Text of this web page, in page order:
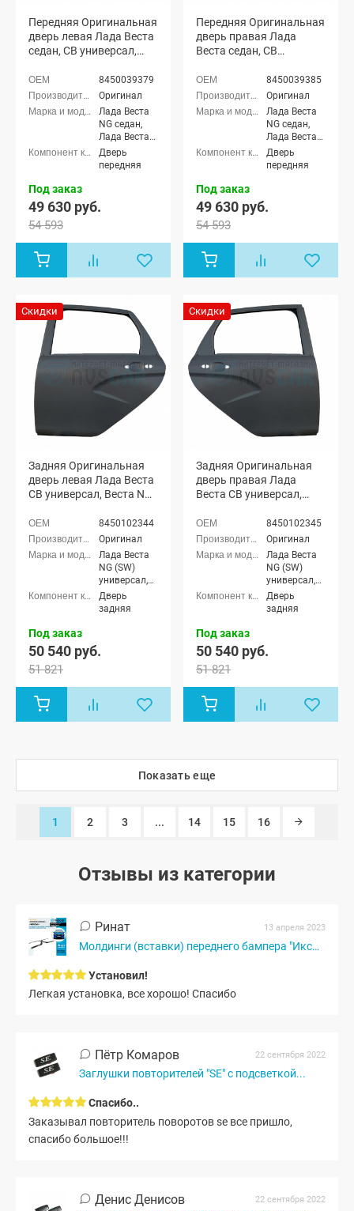
Передняя Оригинальная
дверь левая Лада Веста
седан, СВ универсал,
универсал
(неокрашенная)
8450039379
Оригинал
Лада Веста
NG седан,
Лада Веста
NG (SW)
универсал,
седан, Лада
универсал,
Лада Веста
Дверь
передняя
Под заказ
49 630 руб.
54 593
Передняя Оригинальная
дверь правая Лада
Веста седан, СВ
седан, NG СВ универсал
(неокрашенная)
8450039385
Оригинал
Лада Веста
NG седан,
Лада Веста
NG (SW)
универсал,
седан, Лада
универсал,
Лада Веста
Дверь
передняя
Под заказ
49 630 руб.
54 593
Скидки
Задняя Оригинальная
дверь левая Лада Веста
СВ универсал, Веста NG
(неокрашенная)8450102344
Оригинал
Лада Веста
NG (SW)
универсал,
Лада Веста
(SW)
Дверь
задняя
Под заказ
50 540 руб.
51 821
Скидки
Задняя Оригинальная
дверь правая Лада
Веста СВ универсал,
(неокрашенная)8450102345
Оригинал
Лада Веста
NG (SW)
универсал,
Лада Веста
(SW)
Дверь
задняя
Под заказ
50 540 руб.
51 821
Показать еще
1 2 3 ... 14 15 16
Отзывы из категории
Ринат 13 апреля 2023
Молдинги (вставки) переднего бампера "Иксы" (черный...
Установил!
Легкая установка, все хорошо! Спасибо
Пётр Комаров 22 сентября 2022
Заглушки повторителей "SE" с подсветкой...
Спасибо..
Заказывал повторитель поворотов se все пришло,
спасибо большое!!!
Денис Денисов 22 сентября 2022